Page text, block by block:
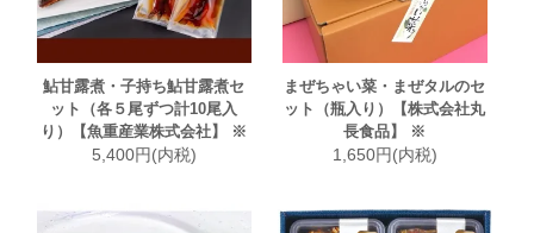
鮎甘露煮・子持ち鮎甘露煮セ
ット（各５尾ずつ計10尾入
り）【魚重産業株式会社】 ※
5,400円(内税)
まぜちゃい菜・まぜタルのセ
ット（瓶入り）【株式会社丸
長食品】 ※
1,650円(内税)